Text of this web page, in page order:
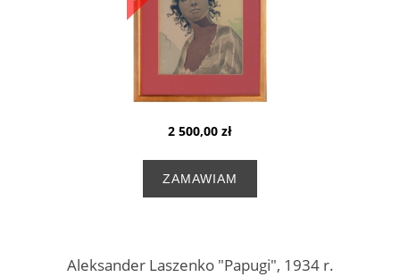
2 500,00 zł
ZAMAWIAM
Aleksander Laszenko "Papugi", 1934 r.